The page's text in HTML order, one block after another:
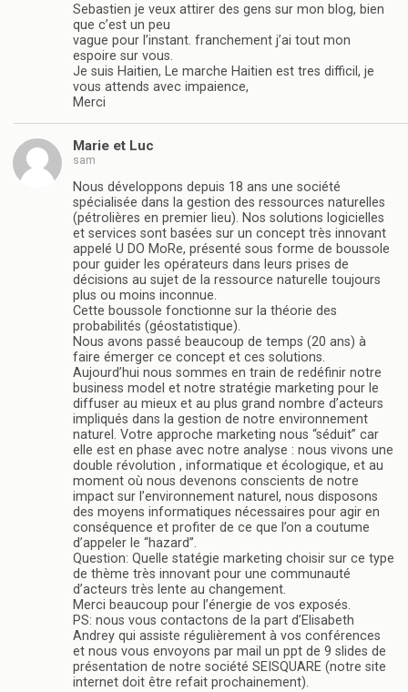
Sebastien je veux attirer des gens sur mon blog, bien
que c’est un peu
vague pour l’instant. franchement j’ai tout mon
espoire sur vous.
Je suis Haitien, Le marche Haitien est tres difficil, je
vous attends avec impaience,
Merci
Marie et Luc
sam
Nous développons depuis 18 ans une société
spécialisée dans la gestion des ressources naturelles
(pétrolières en premier lieu). Nos solutions logicielles
et services sont basées sur un concept très innovant
appelé U DO MoRe, présenté sous forme de boussole
pour guider les opérateurs dans leurs prises de
décisions au sujet de la ressource naturelle toujours
plus ou moins inconnue.
Cette boussole fonctionne sur la théorie des
probabilités (géostatistique).
Nous avons passé beaucoup de temps (20 ans) à
faire émerger ce concept et ces solutions.
Aujourd’hui nous sommes en train de redéfinir notre
business model et notre stratégie marketing pour le
diffuser au mieux et au plus grand nombre d’acteurs
impliqués dans la gestion de notre environnement
naturel. Votre approche marketing nous “séduit” car
elle est en phase avec notre analyse : nous vivons une
double révolution , informatique et écologique, et au
moment où nous devenons conscients de notre
impact sur l’environnement naturel, nous disposons
des moyens informatiques nécessaires pour agir en
conséquence et profiter de ce que l’on a coutume
d’appeler le “hazard”.
Question: Quelle statégie marketing choisir sur ce type
de thème très innovant pour une communauté
d’acteurs très lente au changement.
Merci beaucoup pour l’énergie de vos exposés.
PS: nous vous contactons de la part d’Elisabeth
Andrey qui assiste régulièrement à vos conférences
et nous vous envoyons par mail un ppt de 9 slides de
présentation de notre société SEISQUARE (notre site
internet doit être refait prochainement).